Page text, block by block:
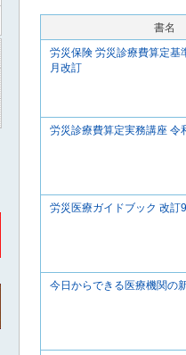
書名
労災保険 労災診療費算定基
月改訂
労災診療費算定実務講座 令
労災医療ガイドブック 改訂
今日からできる医療機関の